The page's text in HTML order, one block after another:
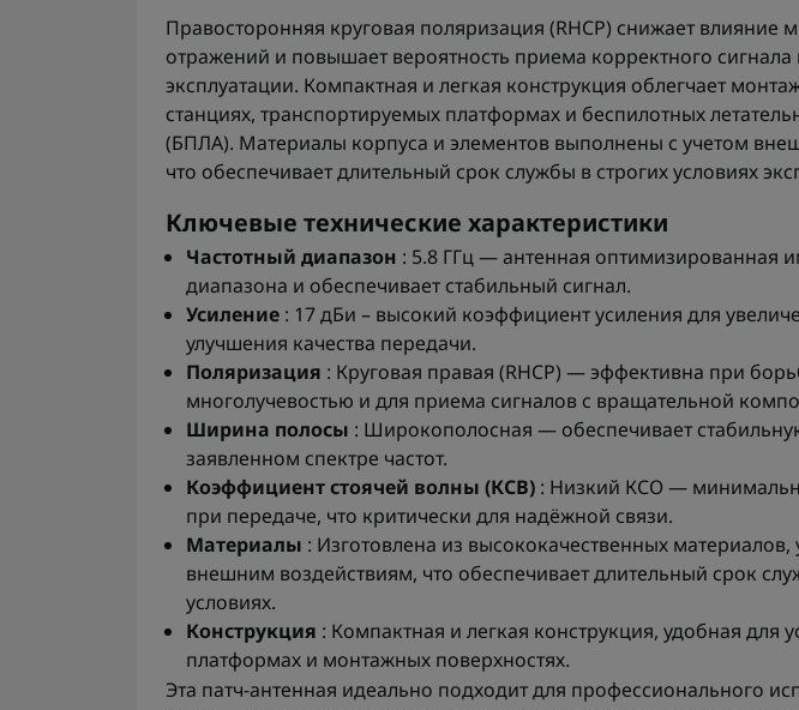
Правосторонняя круговая поляризация (RHCP) снижает влияние
отражений и повышает вероятность приема корректного сигнала
эксплуатации. Компактная и легкая конструкция облегчает
станциях, транспортируемых платформах и беспилотных
(БПЛА). Материалы корпуса и элементов выполнены с учетом
что обеспечивает длительный срок службы в строгих условиях
Ключевые технические характеристики
Частотный диапазон : 5.8 ГГц — антенная оптимизированная
диапазона и обеспечивает стабильный сигнал.
Усиление : 17 дБи – высокий коэффициент усиления для
улучшения качества передачи.
Поляризация : Круговая правая (RHCP) — эффективна при
многолучевостью и для приема сигналов с вращательной
Ширина полосы : Широкополосная — обеспечивает
заявленном спектре частот.
Коэффициент стоячей волны (КСВ) : Низкий КСО —
при передаче, что критически для надёжной связи.
Материалы : Изготовлена из высококачественных материалов,
внешним воздействиям, что обеспечивает длительный срок
условиях.
Конструкция : Компактная и легкая конструкция, удобная для
платформах и монтажных поверхностях.
Эта патч-антенная идеально подходит для профессионального